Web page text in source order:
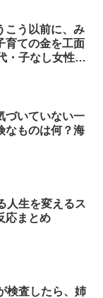
こう以前に、み
育ての金を工面
・子なし女性た
づいていない一
なものは何？海
人生を変えるス
応まとめ
検査したら、姉